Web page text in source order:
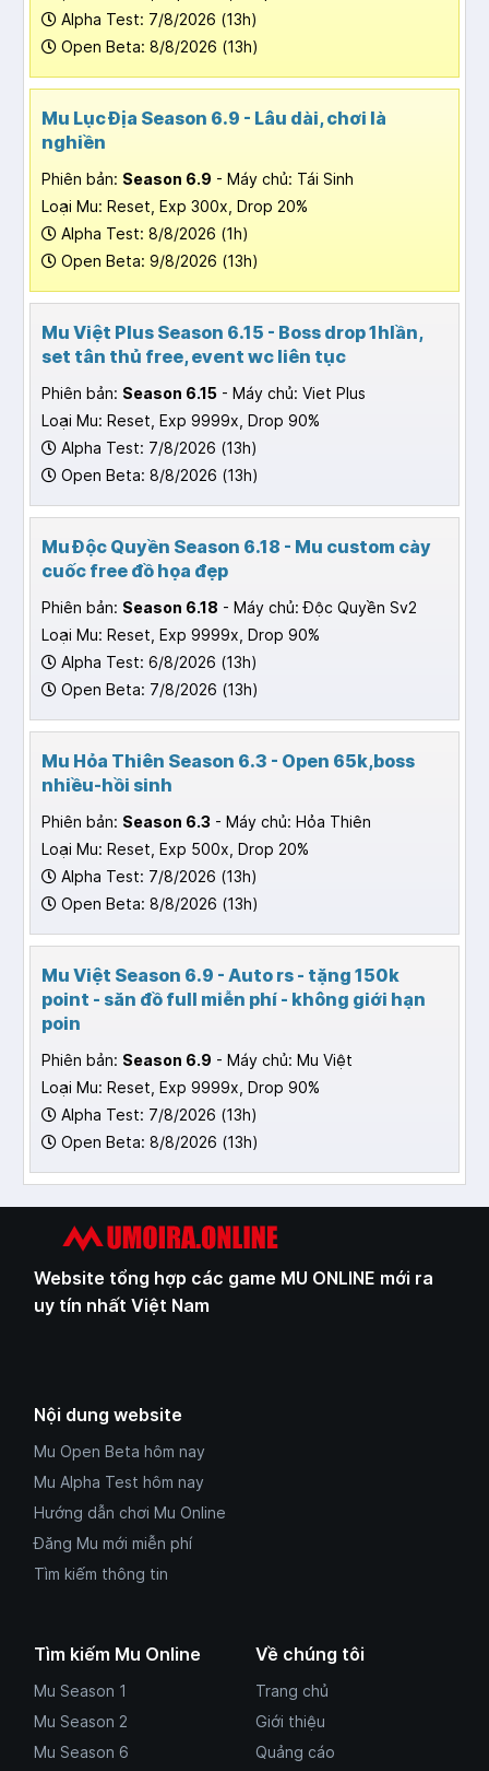
Alpha Test: 7/8/2026 (13h)
Open Beta: 8/8/2026 (13h)
Mu Lục Địa Season 6.9 - Lâu dài, chơi là
nghiền
Phiên bản: Season 6.9 - Máy chủ: Tái Sinh
Loại Mu: Reset, Exp 300x, Drop 20%
Alpha Test: 8/8/2026 (1h)
Open Beta: 9/8/2026 (13h)
Mu Việt Plus Season 6.15 - Boss drop 1hlần,
set tân thủ free, event wc liên tục
Phiên bản: Season 6.15 - Máy chủ: Viet Plus
Loại Mu: Reset, Exp 9999x, Drop 90%
Alpha Test: 7/8/2026 (13h)
Open Beta: 8/8/2026 (13h)
Mu Độc Quyền Season 6.18 - Mu custom cày
cuốc free đồ họa đẹp
Phiên bản: Season 6.18 - Máy chủ: Độc Quyền Sv2
Loại Mu: Reset, Exp 9999x, Drop 90%
Alpha Test: 6/8/2026 (13h)
Open Beta: 7/8/2026 (13h)
Mu Hỏa Thiên Season 6.3 - Open 65k,boss
nhiều-hồi sinh
Phiên bản: Season 6.3 - Máy chủ: Hỏa Thiên
Loại Mu: Reset, Exp 500x, Drop 20%
Alpha Test: 7/8/2026 (13h)
Open Beta: 8/8/2026 (13h)
Mu Việt Season 6.9 - Auto rs - tặng 150k
point - săn đồ full miễn phí - không giới hạn
poin
Phiên bản: Season 6.9 - Máy chủ: Mu Việt
Loại Mu: Reset, Exp 9999x, Drop 90%
Alpha Test: 7/8/2026 (13h)
Open Beta: 8/8/2026 (13h)
Website tổng hợp các game MU ONLINE mới ra
uy tín nhất Việt Nam
Nội dung website
Mu Open Beta hôm nay
Mu Alpha Test hôm nay
Hướng dẫn chơi Mu Online
Đăng Mu mới miễn phí
Tìm kiếm thông tin
Tìm kiếm Mu Online
Mu Season 1
Mu Season 2
Mu Season 6
Về chúng tôi
Trang chủ
Giới thiệu
Quảng cáo